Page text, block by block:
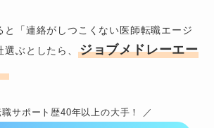
と「連絡がしつこくない医師転職エージ
ぶとしたら、
ジョブメドレーエー
サポート歴40年以上の大手！ ／